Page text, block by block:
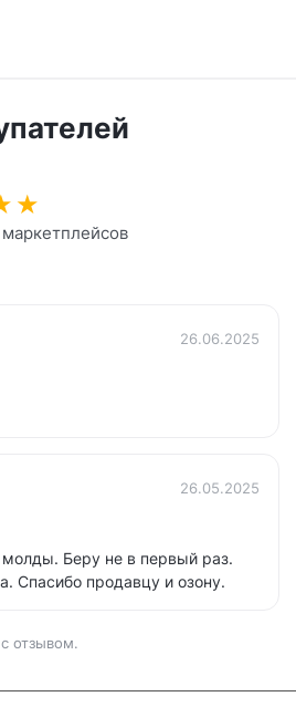
★
26.06.2025
26.05.2025
Беру не в первый раз.
Спасибо продавцу и озону.
отзывом.